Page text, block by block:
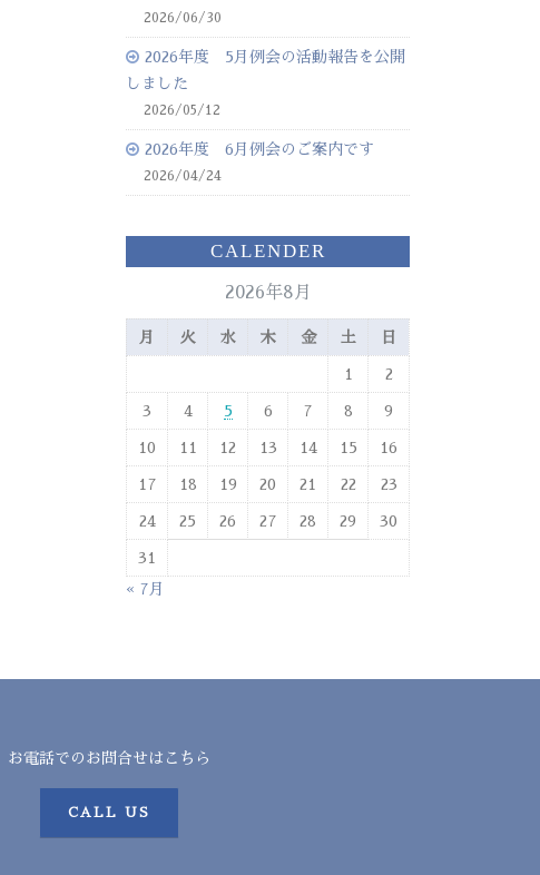
2026/06/30
2026年度 5月例会の活動報告を公開
しました
2026/05/12
2026年度 6月例会のご案内です
2026/04/24
CALENDER
2026年8月
月 火 水 木 金 土 日
1 2
3 4 5 6 7 8 9
10 11 12 13 14 15 16
17 18 19 20 21 22 23
24 25 26 27 28 29 30
31
« 7月
お電話でのお問合せはこちら
CALL US